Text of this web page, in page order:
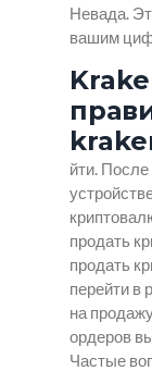
Невада.
вашим
йти.
продать
продать
перейти в
на
ордеров
Частые